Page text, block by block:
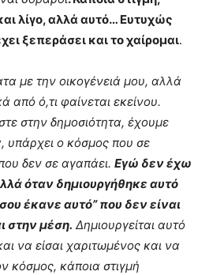
λίγο, αλλά αυτό… Ευτυχώς
ξεπεράσει και το χαίρομαι.
με την οικογένειά μου, αλλά
από ό,τι φαίνεται εκείνου.
στην δημοσιότητα, έχουμε
υπάρχει ο κόσμος που σε
δεν σε αγαπάει. Εγώ δεν έχω
όταν δημιουργήθηκε αυτό
έκανε αυτό” που δεν είναι
στην μέση. Δημιουργείται αυτό
να είσαι χαριτωμένος και να
κόσμος, κάποια στιγμή